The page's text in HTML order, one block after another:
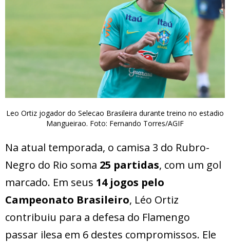
Leo Ortiz jogador do Selecao Brasileira durante treino no estadio
Mangueirao. Foto: Fernando Torres/AGIF
Na atual temporada, o camisa 3 do Rubro-
Negro do Rio soma 25 partidas, com um gol
marcado. Em seus 14 jogos pelo
Campeonato Brasileiro, Léo Ortiz
contribuiu para a defesa do Flamengo
passar ilesa em 6 destes compromissos. Ele